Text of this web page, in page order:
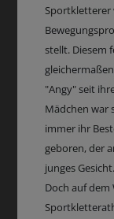
Sportkletterer
stellt. Diesem
"Angy" seit
Mädchen war
immer ihr
geboren, der
junges Gesicht.
Doch auf dem